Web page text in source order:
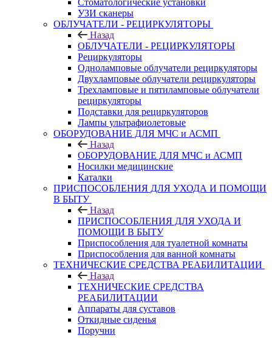
УЗИ сканеры
ОБЛУЧАТЕЛИ - РЕЦИРКУЛЯТОРЫ
Назад
ОБЛУЧАТЕЛИ - РЕЦИРКУЛЯТОРЫ
Рециркуляторы
Одноламповые облучатели рециркуляторы
Двухламповые облучатели рециркуляторы
Трехламповые и пятиламповые облучатели
рециркуляторы
Подставки для рециркуляторов
Лампы ультрафиолетовые
ОБОРУДОВАНИЕ ДЛЯ МЧС и АСМП
Назад
ОБОРУДОВАНИЕ ДЛЯ МЧС и АСМП
Носилки медицинские
Каталки
ПРИСПОСОБЛЕНИЯ ДЛЯ УХОДА И ПОМОЩИ
В БЫТУ
Назад
ПРИСПОСОБЛЕНИЯ ДЛЯ УХОДА И
ПОМОЩИ В БЫТУ
Приспособления для туалетной комнаты
Приспособления для ванной комнаты
ТЕХНИЧЕСКИЕ СРЕДСТВА РЕАБИЛИТАЦИИ
Назад
ТЕХНИЧЕСКИЕ СРЕДСТВА
РЕАБИЛИТАЦИИ
Аппараты для суставов
Откидные сиденья
Поручни